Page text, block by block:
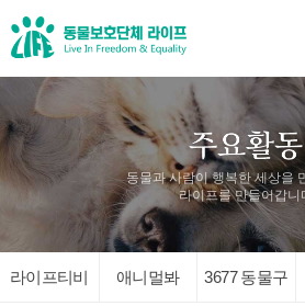
동물과 사람이 행복한 세상을
라이프를 만들어갑니
라이프티비 애니멀봐 3677 동물구